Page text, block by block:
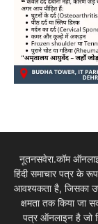
नूतनसवेरा.कॉम
हिंदी समाचार पत्र के
आवश्यकता है, जिसका
क्षमता तक किया जा
पत्र ऑनलाइन है जो